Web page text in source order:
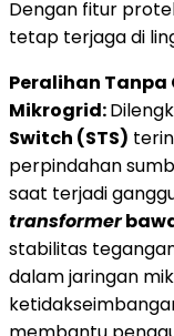
Dengan fitur
tetap terjaga di
Peralihan
Mikrogrid:
Switch (STS)
perpindahan
saat terjadi
transformer
stabilitas
dalam jaringan